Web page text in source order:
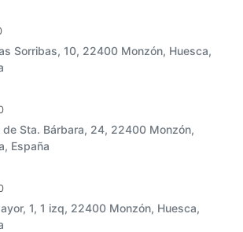
Sorribas, 10, 22400 Monzón, Huesca,
Sta. Bárbara, 24, 22400 Monzón,
España
1, 1 izq, 22400 Monzón, Huesca,